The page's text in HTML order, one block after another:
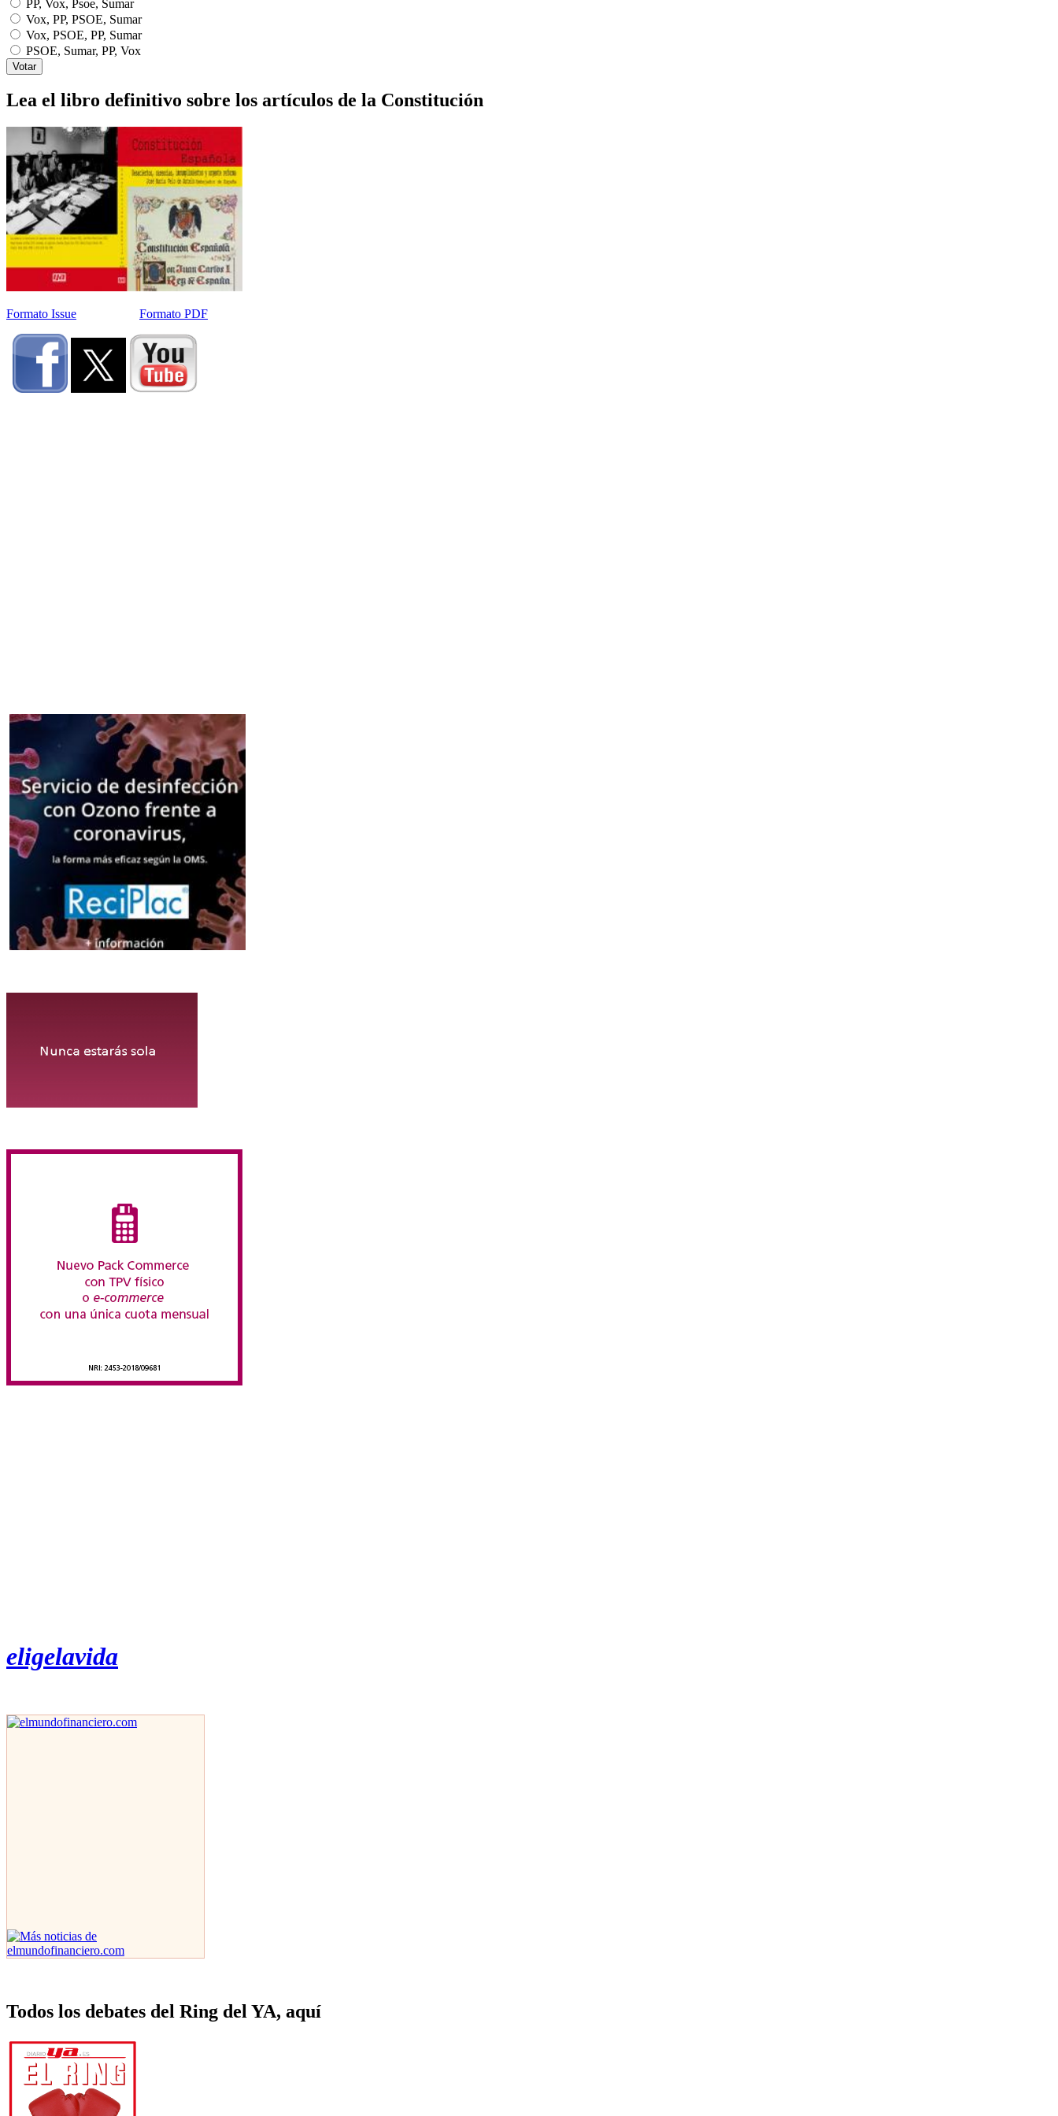
PP, Vox, Psoe, Sumar
Vox, PP, PSOE, Sumar
Vox, PSOE, PP, Sumar
PSOE, Sumar, PP, Vox
Lea el libro definitivo sobre los artículos de la Constitución
Formato Issue Formato PDF
eligelavida
Todos los debates del Ring del YA, aquí